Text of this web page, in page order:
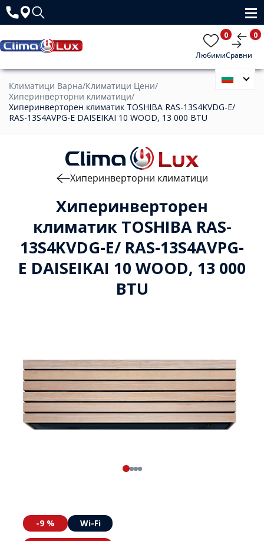
Любими
0
Сравни
0
Климатици Варна/Климатици Цени/
Хиперинверторни климатици/
Хиперинверторен климатик TOSHIBA RAS-13S4KVDG-E/
RAS-13S4AVPG-E DAISEIKAI 10 WOOD, 13 000 BTU
Хиперинверторен
климатик TOSHIBA RAS-
13S4KVDG-E/ RAS-13S4AVPG-
E DAISEIKAI 10 WOOD, 13 000
BTU
Хиперинверторни климатици
-9 % Wi-Fi